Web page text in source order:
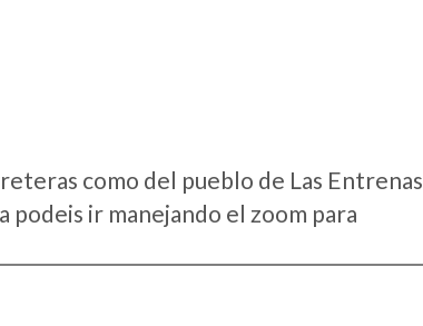
como del pueblo de Las Entrenas
ir manejando el zoom para